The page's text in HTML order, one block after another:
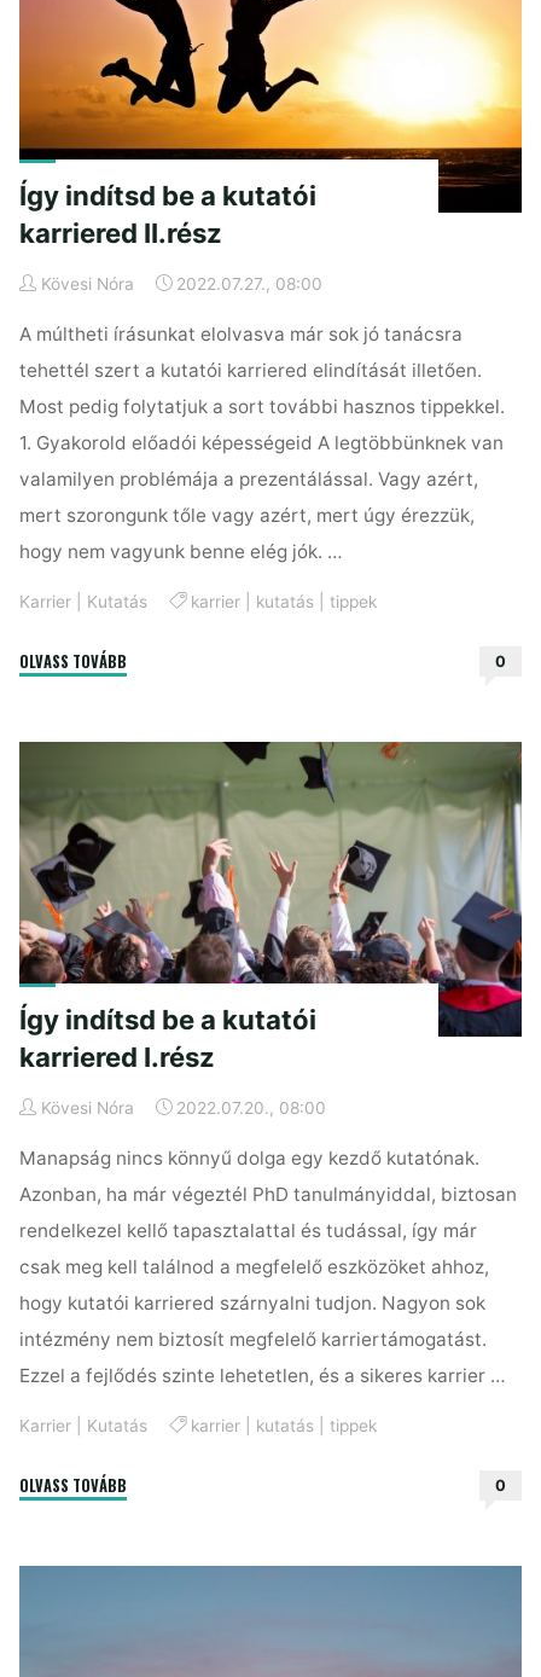
tudnod
Így indítsd be a kutatói
karriered II.rész
Kövesi Nóra 2022.07.27., 08:00
A múltheti írásunkat elolvasva már sok jó tanácsra
tehettél szert a kutatói karriered elindítását illetően.
Most pedig folytatjuk a sort további hasznos tippekkel.
1. Gyakorold előadói képességeid A legtöbbünknek van
valamilyen problémája a prezentálással. Vagy azért,
mert szorongunk tőle vagy azért, mert úgy érezzük,
hogy nem vagyunk benne elég jók. …
Karrier Kutatás karrier| kutatás| tippek
OLVASS TOVÁBB
karriered
0
Így indítsd be a kutatói
karriered I.rész
Kövesi Nóra 2022.07.20., 08:00
Manapság nincs könnyű dolga egy kezdő kutatónak.
Azonban, ha már végeztél PhD tanulmányiddal, biztosan
rendelkezel kellő tapasztalattal és tudással, így már
csak meg kell találnod a megfelelő eszközöket ahhoz,
hogy kutatói karriered szárnyalni tudjon. Nagyon sok
intézmény nem biztosít megfelelő karriertámogatást.
Ezzel a fejlődés szinte lehetetlen, és a sikeres karrier …
Karrier Kutatás karrier| kutatás| tippek
OLVASS TOVÁBB 0